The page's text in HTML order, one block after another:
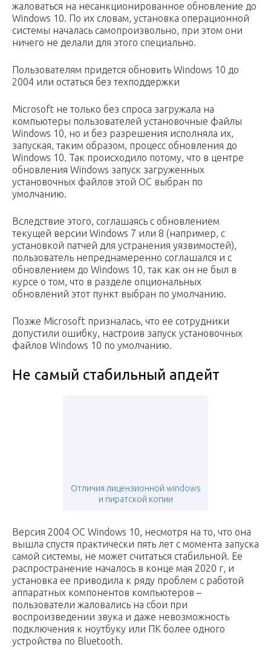
жаловаться на несанкционированное обновление до
Windows 10. По их словам, установка операционной
системы началась самопроизвольно, при этом они
ничего не делали для этого специально.
Пользователям придется обновить Windows 10 до
2004 или остаться без техподдержки
Microsoft не только без спроса загружала на
компьютеры пользователей установочные файлы
Windows 10, но и без разрешения исполняла их,
запуская, таким образом, процесс обновления до
Windows 10. Так происходило потому, что в центре
обновления Windows запуск загруженных
установочных файлов этой ОС выбран по
умолчанию.
Вследствие этого, соглашаясь с обновлением
текущей версии Windows 7 или 8 (например, с
установкой патчей для устранения уязвимостей),
пользователь непреднамеренно соглашался и с
обновлением до Windows 10, так как он не был в
курсе о том, что в разделе опциональных
обновлений этот пункт выбран по умолчанию.
Позже Microsoft призналась, что ее сотрудники
допустили ошибку, настроив запуск установочных
файлов Windows 10 по умолчанию.
Не самый стабильный апдейт
Отличия лицензионной windows
и пиратской копии
Версия 2004 ОС Windows 10, несмотря на то, что она
вышла спустя практически пять лет с момента запуска
самой системы, не может считаться стабильной. Ее
распространение началось в конце мая 2020 г, и
установка ее приводила к ряду проблем с работой
аппаратных компонентов компьютеров –
пользователи жаловались на сбои при
воспроизведении звука и даже невозможность
подключения к ноутбуку или ПК более одного
устройства по Bluetooth.